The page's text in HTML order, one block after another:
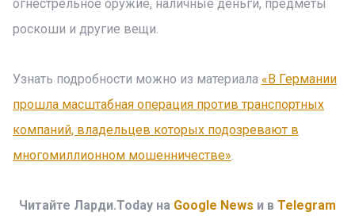
огнестрельное оружие, наличные деньги, предметы
роскоши и другие вещи.
Узнать подробности можно из материала «В Германии
прошла масштабная операция против транспортных
компаний, владельцев которых подозревают в
многомиллионном мошенничестве».
Читайте Ларди.Today на Google News и в Telegram